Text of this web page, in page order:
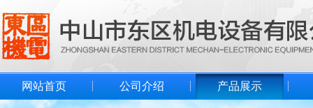
网站首页 公司介绍 产品展示